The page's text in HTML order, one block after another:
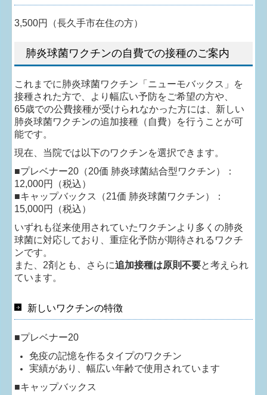
3,500円（長久手市在住の方）
肺炎球菌ワクチンの自費での接種のご案内
これまでに肺炎球菌ワクチン「ニューモバックス」を
接種された方で、より幅広い予防をご希望の方や、
65歳での公費接種が受けられなかった方には、新しい
肺炎球菌ワクチンの追加接種（自費）を行うことが可
能です。
現在、当院では以下のワクチンを選択できます。
■プレベナー20（20価 肺炎球菌結合型ワクチン）：
12,000円（税込）
■キャップバックス（21価 肺炎球菌ワクチン）：
15,000円（税込）
いずれも従来使用されていたワクチンより多くの肺炎
球菌に対応しており、重症化予防が期待されるワクチ
ンです。
また、2剤とも、さらに追加接種は原則不要と考えられ
ています。
新しいワクチンの特徴
■プレベナー20
免疫の記憶を作るタイプのワクチン
実績があり、幅広い年齢で使用されています
■キャップバックス